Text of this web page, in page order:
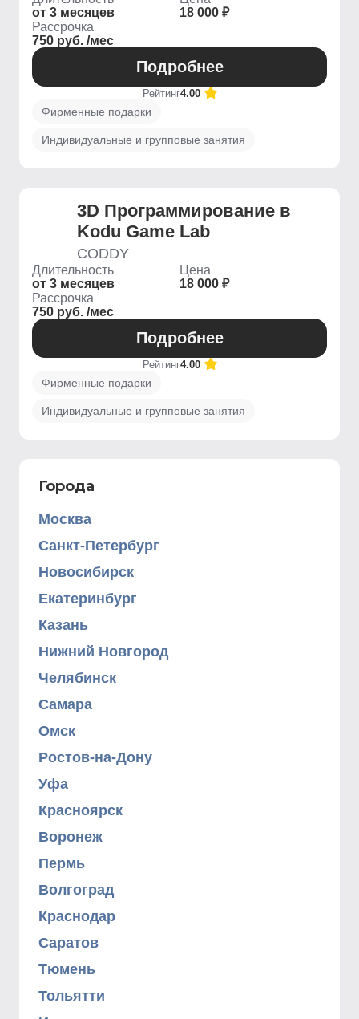
от 3 месяцев
18 000 ₽
Рассрочка
750 руб. /мес
Подробнее
Рейтинг4.00
Фирменные подарки
Индивидуальные и групповые занятия
3D Программирование в
Kodu Game Lab
CODDY
Длительность
от 3 месяцев
Цена
18 000 ₽
Рассрочка
750 руб. /мес
Подробнее
Рейтинг4.00
Фирменные подарки
Индивидуальные и групповые занятия
Города
Москва
Санкт-Петербург
Новосибирск
Екатеринбург
Казань
Нижний Новгород
Челябинск
Самара
Омск
Ростов-на-Дону
Уфа
Красноярск
Воронеж
Пермь
Волгоград
Краснодар
Саратов
Тюмень
Тольятти